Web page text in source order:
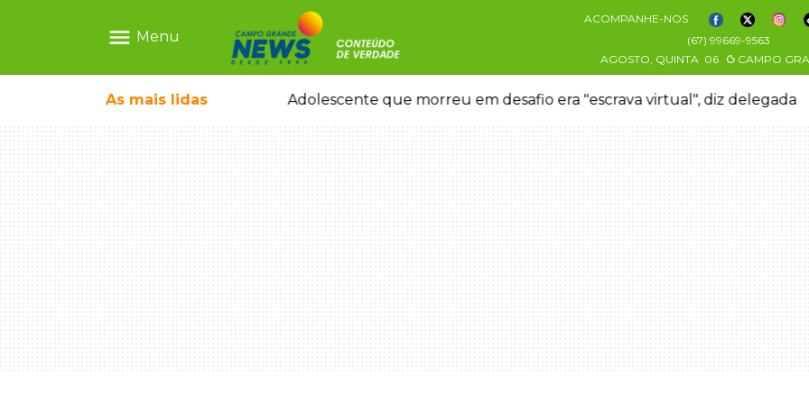
menu Menu
ACOMPANHE-NOS
(67) 99669-9563
AGOSTO, QUINTA 06 CAMPO
As mais lidas
antes de induzi-la à morte Adolescente que morreu em desafio era "escrava virtual", diz delegada